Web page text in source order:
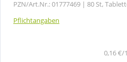
PZN/Art.Nr.: 01777469 | 80 St,
Pflichtangaben
0,16 €/